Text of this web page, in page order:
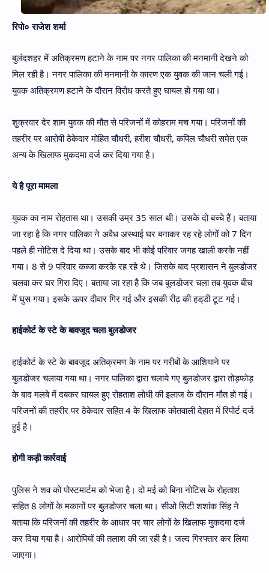
रिपो० राजेश शर्मा
बुलंदशहर में अतिक्रमण हटाने के नाम पर नगर पालिका की मनमानी देखने को
मिल रही है। नगर पालिका की मनमानी के कारण एक युवक की जान चली गई।
युवक अतिक्रमण हटाने के दौरान विरोध करते हुए घायल हो गया था।
शुक्रवार देर शाम युवक की मौत से परिजनों में कोहराम मच गया। परिजनों की
तहरीर पर आरोपी ठेकेदार मोहित चौधरी, हरीश चौधरी, कपिल चौधरी समेत एक
अन्य के खिलाफ मुकदमा दर्ज कर दिया गया है।
ये है पूरा मामला
युवक का नाम रोहतास था। उसकी उम्र 35 साल थी। उसके दो बच्चे हैं। बताया
जा रहा है कि नगर पालिका ने अवैध अस्थाई घर बनाकर रह रहे लोगों को 7 दिन
पहले ही नोटिस दे दिया था। उसके बाद भी कोई परिवार जगह खाली करके नहीं
गया। 8 से 9 परिवार कब्जा करके रह रहे थे। जिसके बाद प्रशासन ने बुलडोजर
चलवा कर घर गिरा दिए। बताया जा रहा है कि जब बुलडोजर चला तब युवक बीच
में घुस गया। इसके ऊपर दीवार गिर गई और इसकी रीढ़ की हड्‌डी टूट गई।
हाईकोर्ट के स्टे के बावजूद चला बुलडोजर
हाईकोर्ट के स्टे के बावजूद अतिक्रमण के नाम पर गरीबों के आशियाने पर
बुलडोजर चलाया गया था। नगर पालिका द्वारा चलाये गए बुलडोजर द्वारा तोड़फोड़
के बाद मलबे में दबकर घायल हुए रोहताश लोधी की इलाज के दौरान मौत हो गई।
परिजनों की तहरीर पर ठेकेदार सहित 4 के खिलाफ कोतवाली देहात में रिपोर्ट दर्ज
हुई है।
होगी कड़ी कार्रवाई
पुलिस ने शव को पोस्टमार्टम को भेजा है। दो मई को बिना नोटिस के रोहताश
सहित 8 लोगों के मकानों पर बुलडोजर चला था। सीओ सिटी शशांक सिंह ने
बताया कि परिजनों की तहरीर के आधार पर चार लोगों के खिलाफ मुकदमा दर्ज
कर दिया गया है। आरोपियों की तलाश की जा रही है। जल्द गिरफ्तार कर लिया
जाएगा।